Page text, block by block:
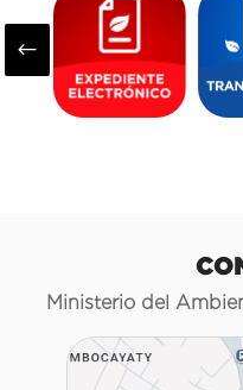
#
Ministerio del